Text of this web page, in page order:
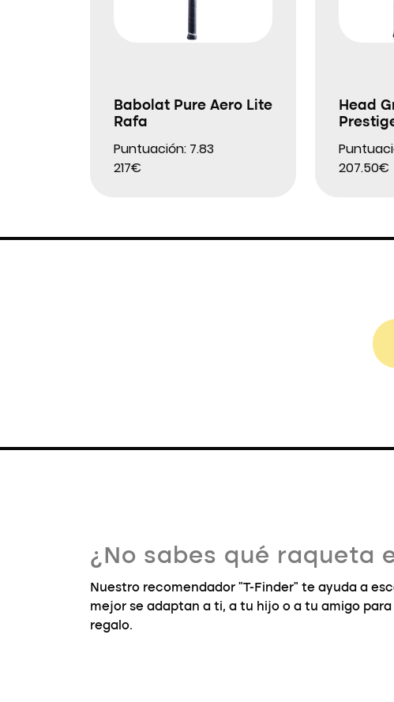
Babolat Pure Aero Lite
Rafa
Puntuación: 7.83
217€
Head
207.50€
¿No sabes qué raqueta
Nuestro recomendador "T-Finder" te ayuda a
mejor se adaptan a ti, a tu hijo o a tu amigo
regalo.